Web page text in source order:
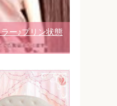
ー♪プリン状態